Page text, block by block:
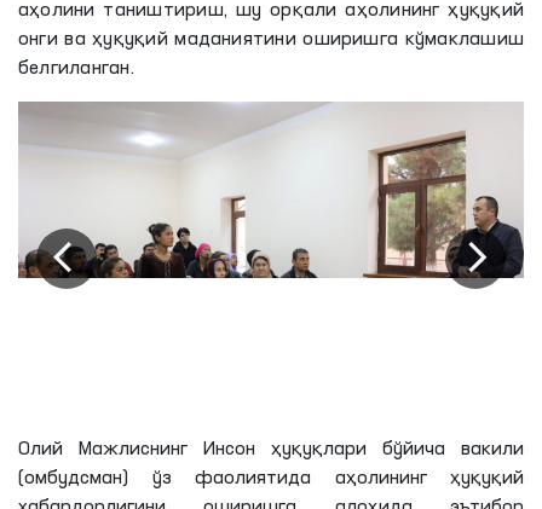
аҳолини таништириш, шу орқали аҳолининг ҳуқуқий
онги ва ҳуқуқий маданиятини оширишга кўмаклашиш
белгиланган.
Олий Мажлиснинг Инсон ҳуқуқлари бўйича вакили
(омбудсман) ўз фаолиятида аҳолининг ҳуқуқий